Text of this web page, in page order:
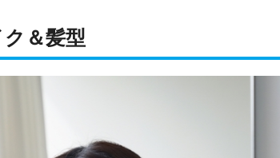
＆髪型